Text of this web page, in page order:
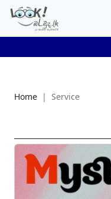
Home Service